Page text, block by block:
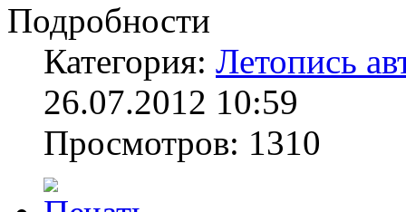
Подробности
Категория: Летопись
26.07.2012 10:59
Просмотров: 1310